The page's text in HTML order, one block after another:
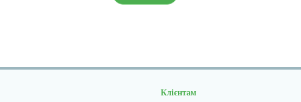
Клієнтам